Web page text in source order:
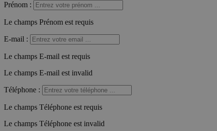
Prénom :
Le champs Prénom est requis
E-mail :
Le champs E-mail est requis
Le champs E-mail est invalid
Téléphone :
Le champs Téléphone est requis
Le champs Téléphone est invalid